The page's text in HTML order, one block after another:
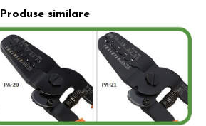
Produse similare